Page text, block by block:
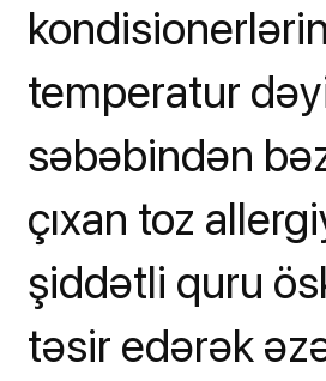
temperatur
səbəbindən
çıxan toz
şiddətli quru
təsir edərək